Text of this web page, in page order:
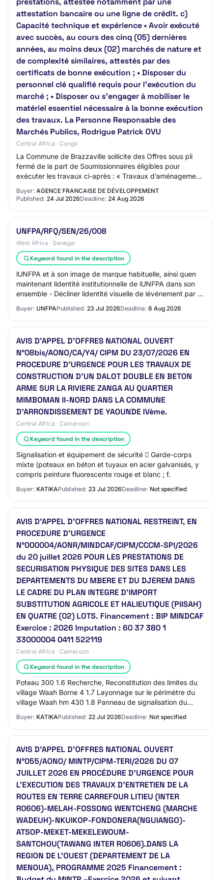
attestation bancaire ou une ligne de crédit. c)
Capacité technique et expérience • Avoir exécuté
avec succès, au cours des cinq (05) dernières
années, au moins deux (02) marchés de nature et
de complexité similaires, attestés par des
certificats de bonne exécution ; • Disposer du
personnel clé qualifié requis pour l’exécution du
marché ; • Disposer ou s’engager à mobiliser le
matériel essentiel nécessaire à la bonne exécution
des travaux. La Personne Responsable des
Marchés Publics, Rodrigue Patrick OVU
Central Africa · Congo
La Commune de Brazzaville sollicite des Offres sous pli
fermé de la part de Soumissionnaires éligibles pour
exécuter les travaux ci-après : « Travaux d’aménagement
des voiries et réseaux divers (VRD)…
Buyer: AGENCE FRANCAISE DE DÉVELOPPEMENT
Published: 24 Jul 2026Deadline: 24 Aug 2026
UNFPA/RFQ/SEN/26/008
West Africa · Senegal
Keyword found in the description
lUNFPA et à son image de marque habituelle, ainsi quen
maintenant lidentité institutionnelle de lUNFPA dans son
ensemble - Décliner lidentité visuelle de lévénement par la
Buyer: UNFPAPublished: 23 Jul 2026Deadline: 6 Aug 2026
AVIS D’APPEL D’OFFRES NATIONAL OUVERT
N°08bis/AONO/CA/Y4/ CIPM DU 23/07/2026 EN
PROCEDURE D’URGENCE POUR LES TRAVAUX DE
CONSTRUCTION D’UN DALOT DOUBLE EN BETON
ARME SUR LA RIVIERE ZANGA AU QUARTIER
MIMBOMAN II-NORD DANS LA COMMUNE
D’ARRONDISSEMENT DE YAOUNDE IVème.
Central Africa · Cameroon
Keyword found in the description
Signalisation et équipement de sécurité  Garde-corps
mixte (poteaux en béton et tuyaux en acier galvanisés, y
compris peinture fluorescente rouge et blanc ; f.
Buyer: KATIKAPublished: 23 Jul 2026Deadline: Not specified
AVIS D’APPEL D’OFFRES NATIONAL RESTREINT, EN
PROCEDURE D’URGENCE
N°000004/AONR/MINDCAF/CIPM/CCCM-SPI/2026
du 20 juillet 2026 POUR LES PRESTATIONS DE
SECURISATION PHYSIQUE DES SITES DANS LES
DEPARTEMENTS DU MBERE ET DU DJEREM DANS
LE CADRE DU PLAN INTEGRE D’IMPORT
SUBSTITUTION AGRICOLE ET HALIEUTIQUE (PIISAH)
EN QUATRE (02) LOTS. Financement : BIP MINDCAF
Exercice : 2026 Imputation : 60 37 380 1
33000004 0411 522119
Central Africa · Cameroon
Keyword found in the description
Poteau 300 1.6 Recherche, Reconstitution des limites du
village Waah Borne 4 1.7 Layonnage sur le périmètre du
village Waah hm 430 1.8 Panneau de signalisation du
Buyer: KATIKAPublished: 22 Jul 2026Deadline: Not specified
AVIS D’APPEL D’OFFRES NATIONAL OUVERT
N°055/AONO/ MINTP/CIPM-TERI/2026 DU 07
JUILLET 2026 EN PROCÉDURE D’URGENCE POUR
L’EXECUTION DES TRAVAUX D'ENTRETIEN DE LA
ROUTES EN TERRE CARREFOUR LITIEU (INTER
R0606)-MELAH-FOSSONG WENTCHENG (MARCHE
WADEUH)-NKUIKOP-FONDONERA(NGUIANGO)-
ATSOP-MEKET-MEKELEWOUM-
SANTCHOU(TAWANG INTER R0606).DANS LA
REGION DE L’OUEST (DEPARTEMENT DE LA
MENOUA), PROGRAMME 2025 Financement :